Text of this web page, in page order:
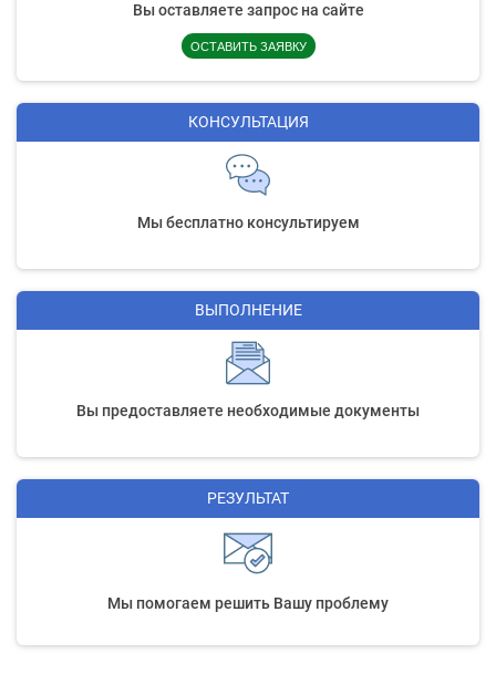
Вы оставляете запрос на сайте
ОСТАВИТЬ ЗАЯВКУ
КОНСУЛЬТАЦИЯ
Мы бесплатно консультируем
ВЫПОЛНЕНИЕ
Вы предоставляете необходимые документы
РЕЗУЛЬТАТ
Мы помогаем решить Вашу проблему